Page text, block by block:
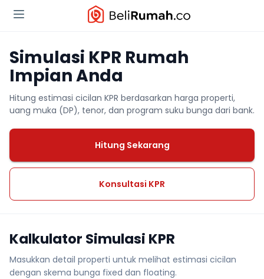
Simulasi KPR Rumah
Impian Anda
Hitung estimasi cicilan KPR berdasarkan harga properti,
uang muka (DP), tenor, dan program suku bunga dari bank.
Hitung Sekarang
Konsultasi KPR
Kalkulator Simulasi KPR
Masukkan detail properti untuk melihat estimasi cicilan
dengan skema bunga fixed dan floating.